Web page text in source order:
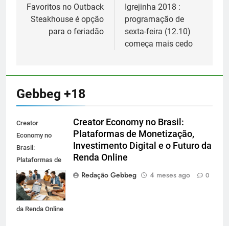
Post
Favoritos no Outback
Steakhouse é opção
para o feriadão
Igrejinha 2018 :
programação de
sexta-feira (12.10)
começa mais cedo
Gebbeg +18
Creator
Economy no
Brasil:
Plataformas de
Monetização,
Investimento
Digital e o Futuro
da Renda Online
Creator Economy no Brasil:
Plataformas de Monetização,
Investimento Digital e o Futuro da
Renda Online
Redação Gebbeg
4 meses ago 0